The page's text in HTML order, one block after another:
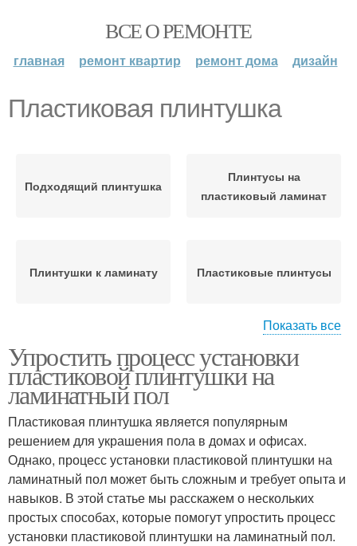
ВСЕ О РЕМОНТЕ
главная ремонт квартир ремонт дома дизайн
Пластиковая плинтушка
Подходящий плинтушка
Плинтусы на
пластиковый ламинат
Плинтушки к ламинату Пластиковые плинтусы
Пластиковый плинтус
Показать все
Упростить процесс установки
пластиковой плинтушки на
ламинатный пол
Пластиковая плинтушка является популярным
решением для украшения пола в домах и офисах.
Однако, процесс установки пластиковой плинтушки на
ламинатный пол может быть сложным и требует опыта и
навыков. В этой статье мы расскажем о нескольких
простых способах, которые помогут упростить процесс
установки пластиковой плинтушки на ламинатный пол.